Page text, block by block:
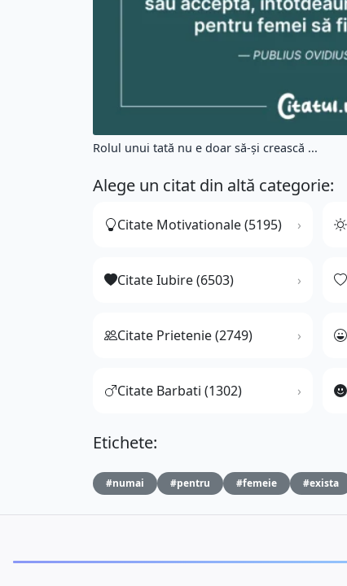
Rolul unui tată nu e doar să-şi crească ...
Alege un citat din altă categorie:
Citate Motivationale (5195)
Citate Iubire (6503)
Citate Prietenie (2749)
Citate Barbati (1302)
Etichete:
#numai #pentru #femeie #exista